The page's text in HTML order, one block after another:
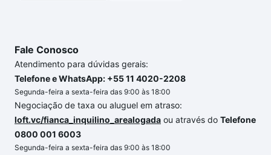
Fale Conosco
Atendimento para dúvidas gerais:
Telefone e WhatsApp: +55 11 4020-2208
Segunda-feira a sexta-feira das 9:00 às 18:00
Negociação de taxa ou aluguel em atraso:
loft.vc/fianca_inquilino_arealogada ou através do Telefone
0800 001 6003
Segunda-feira a sexta-feira das 9:00 às 18:00